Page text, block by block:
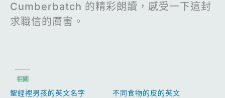
Cumberbatch 的精彩朗讀，感受一下這封
求職信的厲害。
相關
聖經裡男孩的英文名字
不同食物的皮的英文